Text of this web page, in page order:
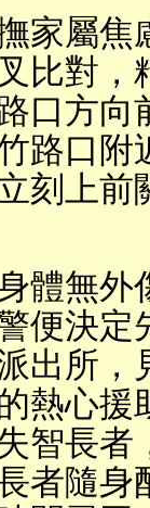
家屬
比對
口方
路口
刻上前
體無
便決
出所
熱心
智長
者隨